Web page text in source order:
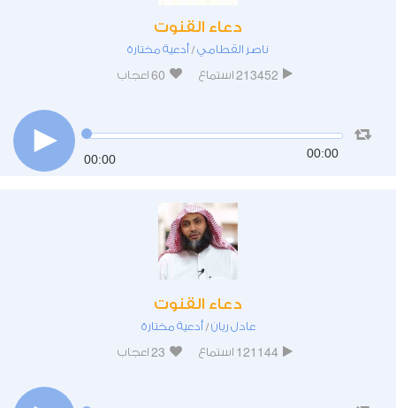
دعاء القنوت
ناصر القطامي/أدعية مختارة
213452 استماع 60 اعجاب
00:00 00:00
دعاء القنوت
عادل ريان/أدعية مختارة
121144 استماع 23 اعجاب